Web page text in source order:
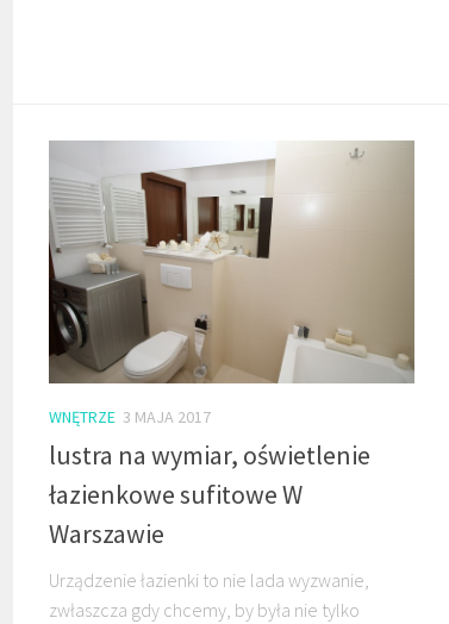
WNĘTRZE 3 MAJA 2017
lustra na wymiar, oświetlenie
łazienkowe sufitowe W
Warszawie
Urządzenie łazienki to nie lada wyzwanie,
zwłaszcza gdy chcemy, by była nie tylko